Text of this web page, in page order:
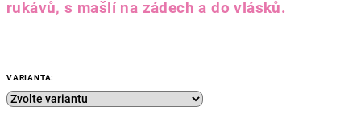
rukávů, s mašlí na zádech a do vlásků.
VARIANTA: